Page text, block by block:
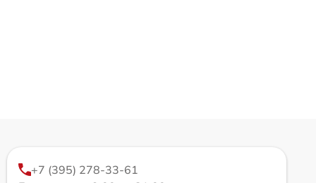
+7 (395) 278-33-61